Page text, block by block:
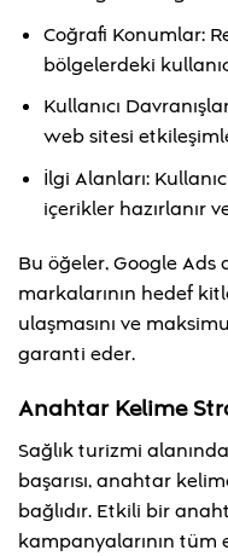
Coğrafi Konumlar:
bölgelerdeki
Kullanıcı
web sitesi
İlgi Alanları:
içerikler hazırlanır
Bu öğeler, Google Ads
markalarının hedef
ulaşmasını ve
garanti eder.
Anahtar Kelime
Sağlık turizmi
başarısı, anahtar
bağlıdır. Etkili bir
kampanyalarının